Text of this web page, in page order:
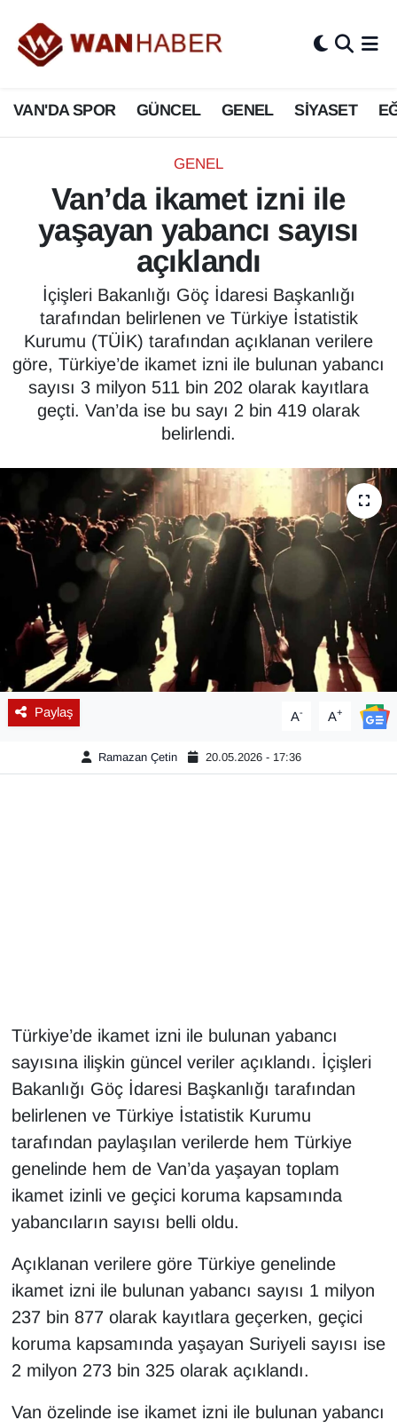
VAN'DA SPOR GÜNCEL GENEL SİYASET
GENEL
Van’da ikamet izni ile
yaşayan yabancı sayısı
açıklandı
İçişleri Bakanlığı Göç İdaresi Başkanlığı
tarafından belirlenen ve Türkiye İstatistik
Kurumu (TÜİK) tarafından açıklanan verilere
göre, Türkiye’de ikamet izni ile bulunan yabancı
sayısı 3 milyon 511 bin 202 olarak kayıtlara
geçti. Van’da ise bu sayı 2 bin 419 olarak
belirlendi.
Paylaş A- A+
Ramazan Çetin 20.05.2026 - 17:36
Türkiye’de ikamet izni ile bulunan yabancı
sayısına ilişkin güncel veriler açıklandı. İçişleri
Bakanlığı Göç İdaresi Başkanlığı tarafından
belirlenen ve Türkiye İstatistik Kurumu
tarafından paylaşılan verilerde hem Türkiye
genelinde hem de Van’da yaşayan toplam
ikamet izinli ve geçici koruma kapsamında
yabancıların sayısı belli oldu.
Açıklanan verilere göre Türkiye genelinde
ikamet izni ile bulunan yabancı sayısı 1 milyon
237 bin 877 olarak kayıtlara geçerken, geçici
koruma kapsamında yaşayan Suriyeli sayısı ise
2 milyon 273 bin 325 olarak açıklandı.
Van özelinde ise ikamet izni ile bulunan yabancı
3.SAYFA
ASAYİŞ
BİLİM VE TEKNOLOJİ
Biyografi
Bölge Haberleri
ÇEVRE
Deprem
Dernekler, Odalar
EĞİTİM
EKONOMİ
Eleman
Emlak
En çok konuşulanlar
GENEL
Kamu Alımları
Kim Kimdir?
Kültür & Sanat
KURDÎ
MEDYA
ONE EKONOMİ
POLİTİKA
Van Nöbetçi Eczaneler
Van Hava Durumu
Van Namaz Vakitleri
Van Trafik Yoğunluk Haritası
Süper Lig Puan Durumu ve Fikstür
Tüm Manşetler
Son Dakika Haberleri
Haber Arşivi